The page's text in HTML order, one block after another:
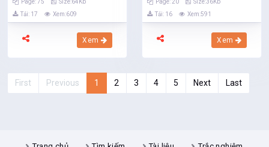
Tải: 17
Xem:609
Xem
Tải: 16
Xem:591
Xem
First Previous 1 2 3 4 5 Next Last